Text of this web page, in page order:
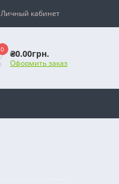
Личный кабинет
0 ₴0.00грн.
Оформить заказ